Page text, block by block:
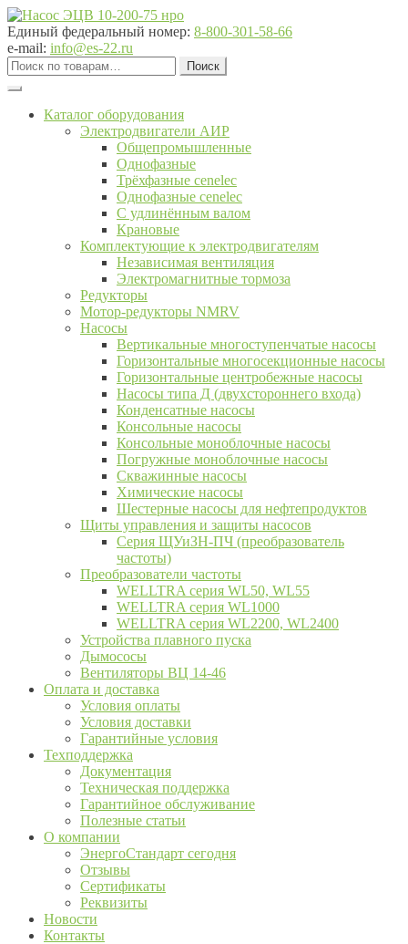
Перейти
к
навигации
Перейти
к
содержимому
Единый федеральный номер: 8-800-301-58-66
e-mail: info@es-22.ru
Искать:
Поиск
Каталог оборудования
Электродвигатели АИР
Общепромышленные
Однофазные
Трёхфазные cenelec
Однофазные cenelec
С удлинённым валом
Крановые
Комплектующие к электродвигателям
Независимая вентиляция
Электромагнитные тормоза
Редукторы
Мотор-редукторы NMRV
Насосы
Вертикальные многоступенчатые насосы
Горизонтальные многосекционные насосы
Горизонтальные центробежные насосы
Насосы типа Д (двухстороннего входа)
Конденсатные насосы
Консольные насосы
Консольные моноблочные насосы
Погружные моноблочные насосы
Скважинные насосы
Химические насосы
Шестерные насосы для нефтепродуктов
Щиты управления и защиты насосов
Серия ЩУиЗН-ПЧ (преобразователь
частоты)
Преобразователи частоты
WELLTRA cерия WL50, WL55
WELLTRA cерия WL1000
WELLTRA серия WL2200, WL2400
Устройства плавного пуска
Дымососы
Вентиляторы ВЦ 14-46
Оплата и доставка
Условия оплаты
Условия доставки
Гарантийные условия
Техподдержка
Документация
Техническая поддержка
Гарантийное обслуживание
Полезные статьи
О компании
ЭнергоСтандарт сегодня
Отзывы
Сертификаты
Реквизиты
Новости
Контакты